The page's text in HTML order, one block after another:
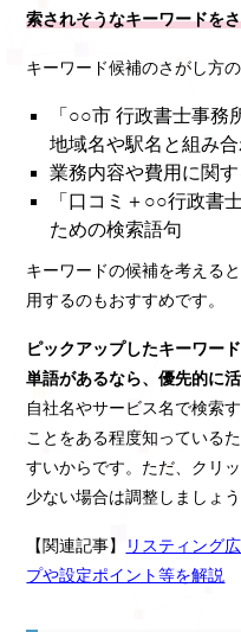
索されそうなキーワードを
キーワード候補のさがし方
「○○市 行政書士事
地域名や駅名と組み
業務内容や費用に関
「口コミ＋○○行政書
ための検索語句
キーワードの候補を考える
用するのもおすすめです。
ピックアップしたキーワー
単語があるなら、優先的に
自社名やサービス名で検索
ことをある程度知っている
すいからです。ただ、クリ
少ない場合は調整しましょう
【関連記事】
リスティング
プや設定ポイント等を解説